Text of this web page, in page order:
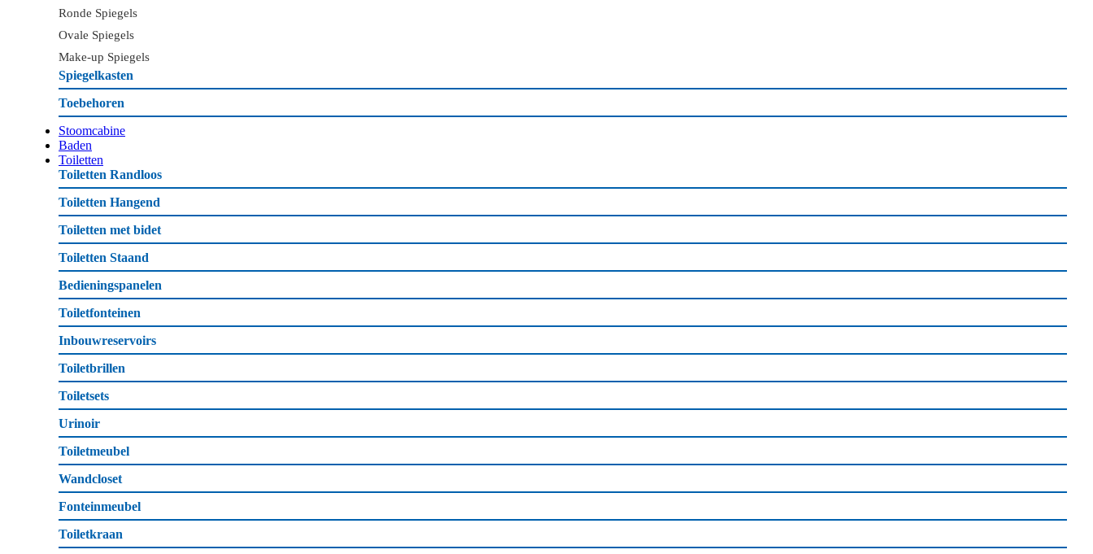
Ronde Spiegels
Ovale Spiegels
Make-up Spiegels
Spiegelkasten
Toebehoren
Stoomcabine
Baden
Toiletten
Toiletten Randloos
Toiletten Hangend
Toiletten met bidet
Toiletten Staand
Bedieningspanelen
Toiletfonteinen
Inbouwreservoirs
Toiletbrillen
Toiletsets
Urinoir
Toiletmeubel
Wandcloset
Fonteinmeubel
Toiletkraan